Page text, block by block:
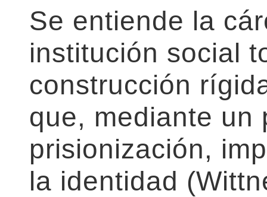
Se entiende la
institución social
construcción
que, mediante un
prisionización,
la identidad